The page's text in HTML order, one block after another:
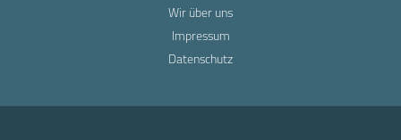
Wir über uns
Impressum
Datenschutz